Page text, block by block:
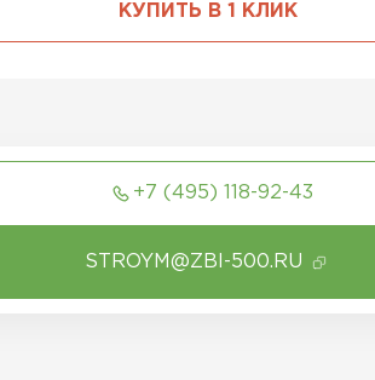
КУПИТЬ В 1 КЛИК
+7 (495) 118-92-43
STROYM@ZBI-500.RU